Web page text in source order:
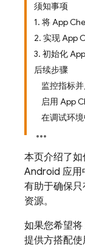
须知事项
1. 将 App
2. 实现 App
3. 初始化
后续步骤
监控指标
启用 App
在调试环
本页介绍了如
Android 应用
有助于确保
资源。
如果您希望将
提供方搭配使